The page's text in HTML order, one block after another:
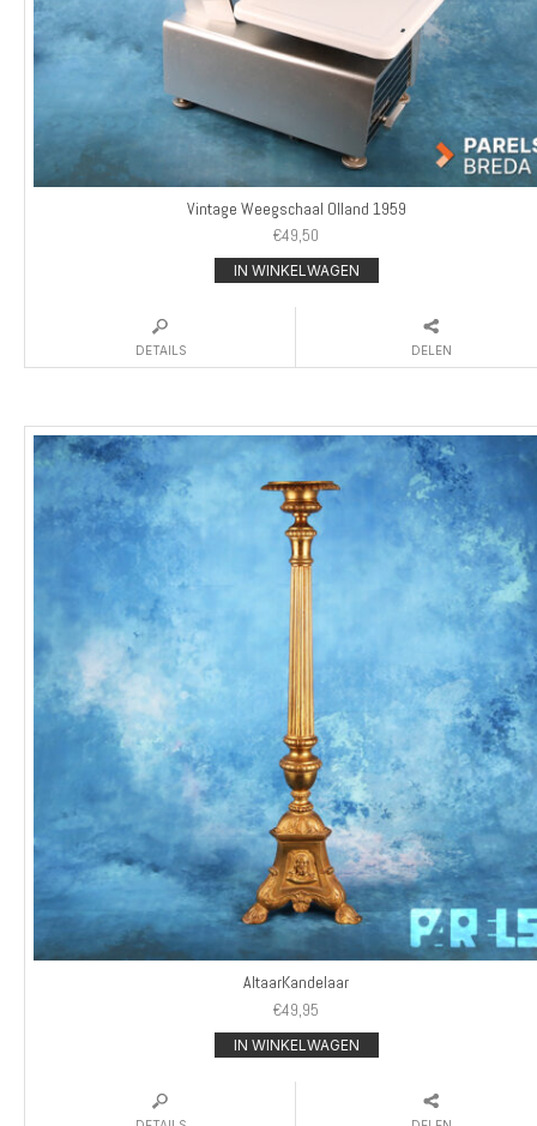
Vintage Weegschaal Olland 1959
€49,50
IN WINKELWAGEN
DETAILS DELEN
AltaarKandelaar
€49,95
IN WINKELWAGEN